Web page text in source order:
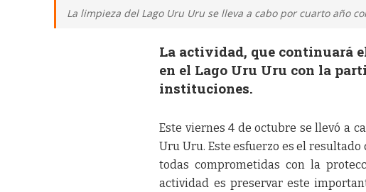
La limpieza del Lago Uru Uru se lleva a cabo por cuarto año
La actividad, que continuará
en el Lago Uru Uru con la
instituciones.
Este viernes 4 de octubre se llevó a
Uru Uru. Este esfuerzo es el
todas comprometidas con la
actividad es preservar este